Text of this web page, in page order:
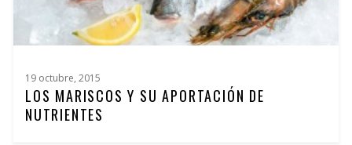
19 octubre, 2015
LOS MARISCOS Y SU APORTACIÓN DE
NUTRIENTES